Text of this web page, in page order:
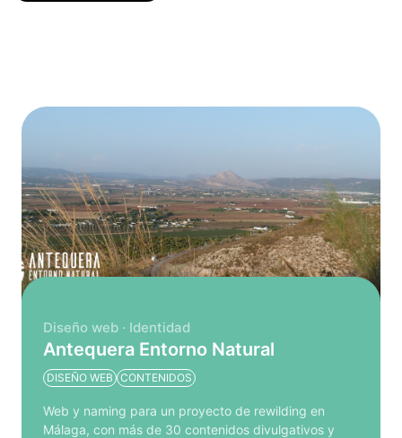
Diseño web · Identidad
Antequera Entorno Natural
DISEÑO WEB CONTENIDOS
Web y naming para un proyecto de rewilding en
Málaga, con más de 30 contenidos divulgativos y